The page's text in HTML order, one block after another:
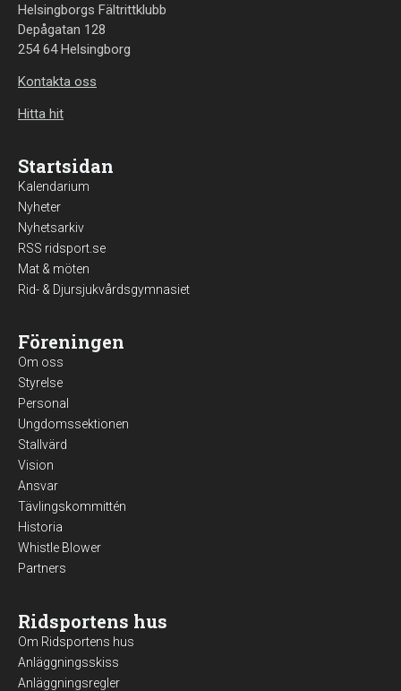
Helsingborgs Fältrittklubb
Depågatan 128
254 64 Helsingborg
Kontakta oss
Hitta hit
Startsidan
Kalendarium
Nyheter
Nyhetsarkiv
RSS ridsport.se
Mat & möten
Rid- & Djursjukvårdsgymnasiet
Föreningen
Om oss
Styrelse
Personal
Ungdomssektionen
Stallvärd
Vision
Ansvar
Tävlingskommittén
Historia
Whistle Blower
Partners
Ridsportens hus
Om Ridsportens hus
Anläggningsskiss
Anläggningsregler